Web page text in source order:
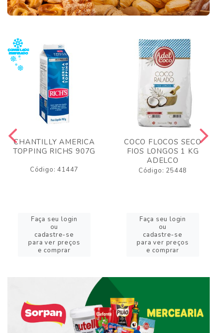
CHANTILLY AMERICA
TOPPING RICHS 907G
Código: 41447
Faça seu login
ou
cadastre-se
para ver preços
e comprar
COCO FLOCOS SECO
FIOS LONGOS 1 KG
ADELCO
Código: 25448
Faça seu login
ou
cadastre-se
para ver preços
e comprar